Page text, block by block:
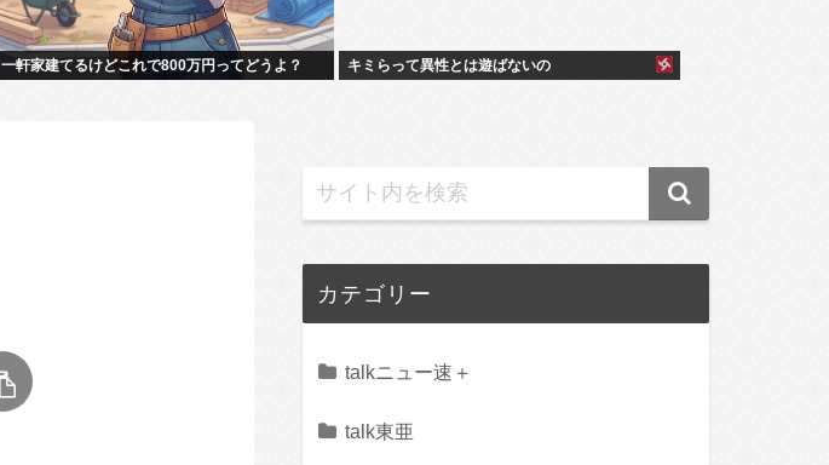
一軒家建てるけどこれで800万円ってどうよ？ キミらって異性とは遊ばないの
カテゴリー
talkニュー速＋
talk東亜